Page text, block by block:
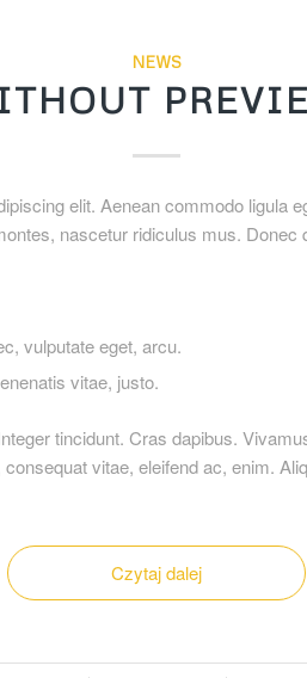
NEWS
elit. Aenean commodo ligula
nascetur ridiculus mus.
vulputate eget, arcu.
vitae, justo.
tincidunt. Cras dapibus.
vitae, eleifend ac, enim.
Czytaj dalej